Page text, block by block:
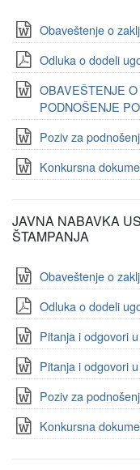
Obaveštenje o
Odluka o dodeli
OBAVEŠTENJE
PODNOŠENJE
Poziv za
Konkursna
JAVNA NABAVKA
ŠTAMPANJA
Obaveštenje o
Odluka o dodeli
Pitanja i odgovori
Pitanja i odgovori
Poziv za
Konkursna